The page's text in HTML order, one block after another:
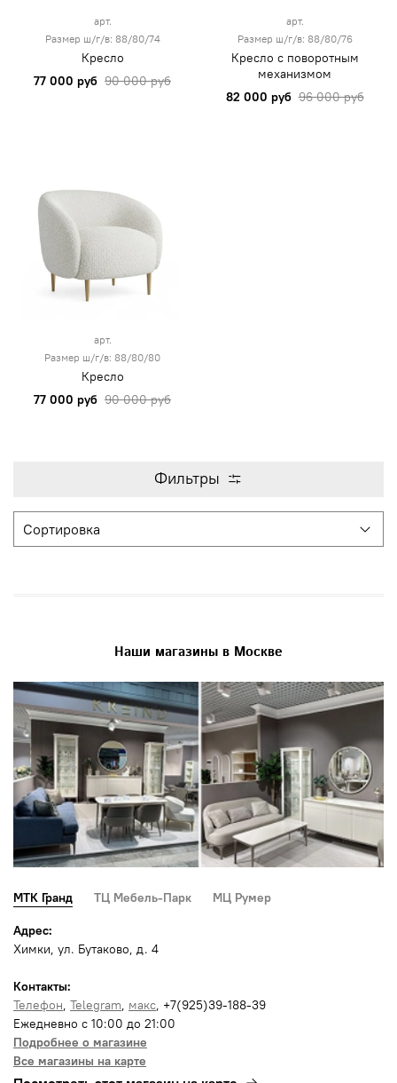
арт.
Размер ш/г/в: 88/80/74
Кресло
77 000 руб 90 000 руб
арт.
Размер ш/г/в: 88/80/76
Кресло с поворотным
механизмом
82 000 руб 96 000 руб
арт.
Размер ш/г/в: 88/80/80
Кресло
77 000 руб 90 000 руб
Фильтры
Наши магазины в Москве
МТК Гранд ТЦ Мебель-Парк МЦ Румер
Адрес:
Химки, ул. Бутаково, д. 4
Контакты:
Телефон, Telegram, макс, +7(925)39-188-39
Ежедневно с 10:00 до 21:00
Подробнее о магазине
Все магазины на карте